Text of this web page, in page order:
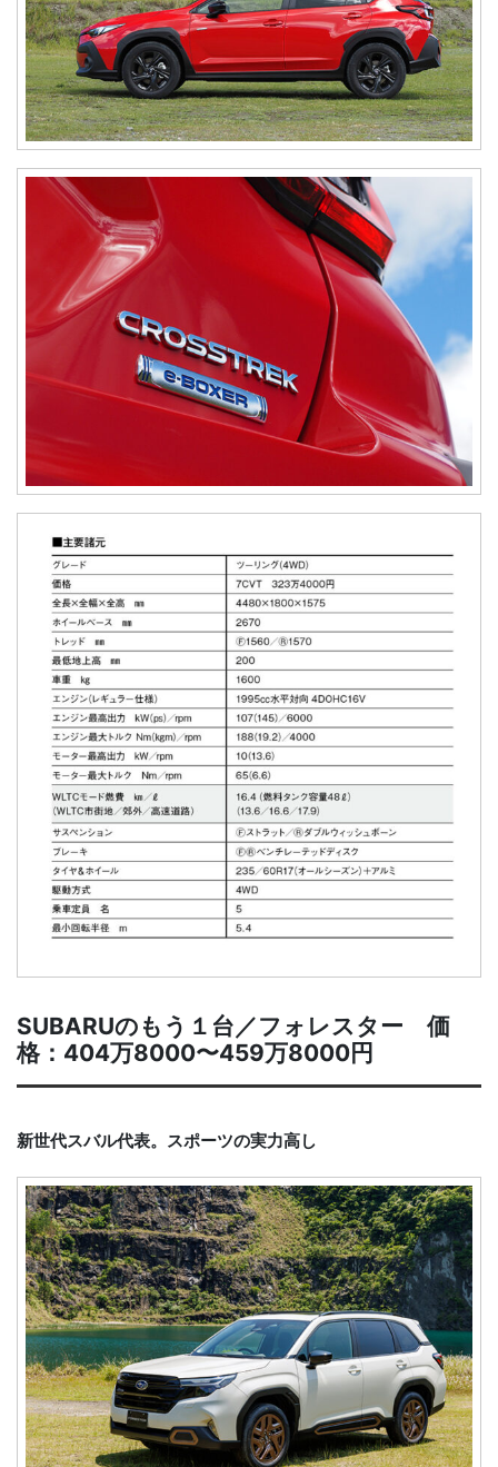
SUBARUのもう１台／フォレスター 価
格：404万8000〜459万8000円
新世代スバル代表。スポーツの実力高し